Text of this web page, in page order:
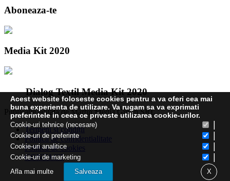
Aboneaza-te
Media Kit 2020
Dialog Textil Media Kit 2020
Publicatie editata de Martin Media Group SRL
Termeni și condiții
Politica de confidentialitate
Politica de cookies
CONTACT
Acest website foloseste cookies pentru a va oferi cea mai
buna experienta de utilizare. Va rugam sa va exprimati
preferintele in ceea ce priveste utilizarea cookie-urilor.
Cookie-uri tehnice (necesare)
Cookie-uri de preferinte
Cookie-uri analitice
Cookie-uri de marketing
Afla mai multe Salveaza X